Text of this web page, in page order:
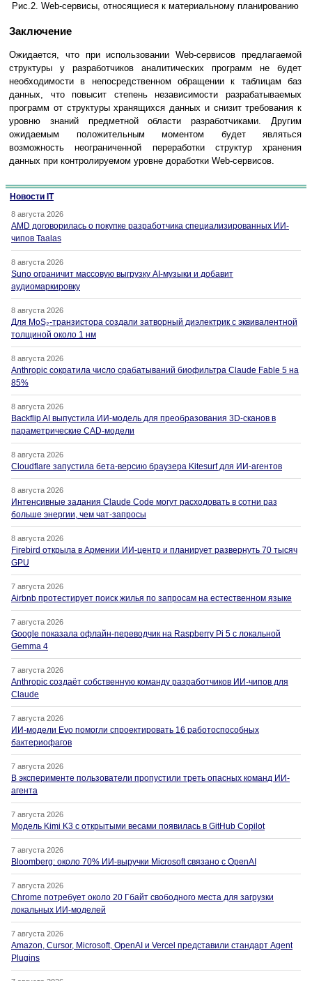
Рис.2. Web-сервисы, относящиеся к материальному планированию
Заключение
Ожидается, что при использовании Web-сервисов предлагаемой
структуры у разработчиков аналитических программ не будет
необходимости в непосредственном обращении к таблицам баз
данных, что повысит степень независимости разрабатываемых
программ от структуры хранящихся данных и снизит требования к
уровню знаний предметной области разработчиками. Другим
ожидаемым положительным моментом будет являться
возможность неограниченной переработки структур хранения
данных при контролируемом уровне доработки Web-сервисов.
Новости IT
8 августа 2026
AMD договорилась о покупке разработчика специализированных ИИ-
чипов Taalas
8 августа 2026
Suno ограничит массовую выгрузку AI-музыки и добавит
аудиомаркировку
8 августа 2026
Для MoS₂-транзистора создали затворный диэлектрик с эквивалентной
толщиной около 1 нм
8 августа 2026
Anthropic сократила число срабатываний биофильтра Claude Fable 5 на
85%
8 августа 2026
Backflip AI выпустила ИИ-модель для преобразования 3D-сканов в
параметрические CAD-модели
8 августа 2026
Cloudflare запустила бета-версию браузера Kitesurf для ИИ-агентов
8 августа 2026
Интенсивные задания Claude Code могут расходовать в сотни раз
больше энергии, чем чат-запросы
8 августа 2026
Firebird открыла в Армении ИИ-центр и планирует развернуть 70 тысяч
GPU
7 августа 2026
Airbnb протестирует поиск жилья по запросам на естественном языке
7 августа 2026
Google показала офлайн-переводчик на Raspberry Pi 5 с локальной
Gemma 4
7 августа 2026
Anthropic создаёт собственную команду разработчиков ИИ-чипов для
Claude
7 августа 2026
ИИ-модели Evo помогли спроектировать 16 работоспособных
бактериофагов
7 августа 2026
В эксперименте пользователи пропустили треть опасных команд ИИ-
агента
7 августа 2026
Модель Kimi K3 с открытыми весами появилась в GitHub Copilot
7 августа 2026
Bloomberg: около 70% ИИ-выручки Microsoft связано с OpenAI
7 августа 2026
Chrome потребует около 20 Гбайт свободного места для загрузки
локальных ИИ-моделей
7 августа 2026
Amazon, Cursor, Microsoft, OpenAI и Vercel представили стандарт Agent
Plugins